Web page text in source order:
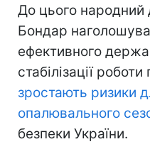
До цього народний
Бондар
ефективного
стабілізації
зростають ризики
опалювального
безпеки України.